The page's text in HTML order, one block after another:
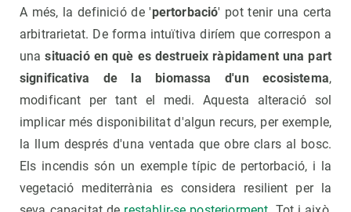
A més, la definició de 'pertorbació' pot tenir una certa
arbitrarietat. De forma intuïtiva diríem que correspon a
unasituació en què es destrueix ràpidament una part
significativa de la biomassa d'un ecosistema,
modificant per tant el medi. Aquesta alteració sol
implicar més disponibilitat d'algun recurs, per exemple,
la llum després d'una ventada que obre clars al bosc.
Els incendis són un exemple típic de pertorbació, i la
vegetació mediterrània es considera resilient per la